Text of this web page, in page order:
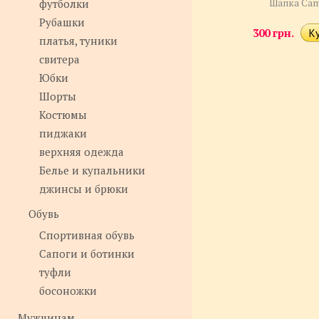
футболки
Рубашки
платья, туники
свитера
Юбки
Шорты
Костюмы
пиджаки
верхняя одежда
Белье и купальники
джинсы и брюки
Обувь
Спортивная обувь
Сапоги и ботинки
туфли
босоножки
Шапка
300 грн.